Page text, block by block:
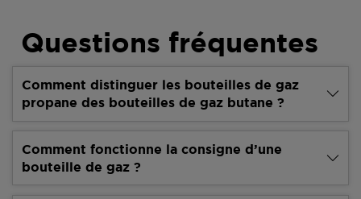
Questions fréquentes
Comment distinguer les bouteilles de gaz
propane des bouteilles de gaz butane ?
Comment fonctionne la consigne d’une
bouteille de gaz ?